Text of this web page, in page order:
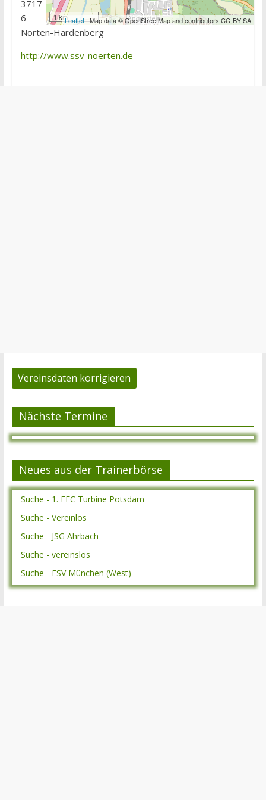
1 kmLeaflet| Map data © OpenStreetMap and contributors CC-BY-SA
3717
6
Nörten-Hardenberg
http://www.ssv-noerten.de
Vereinsdaten korrigieren
Nächste Termine
Neues aus der Trainerbörse
Suche - 1. FFC Turbine Potsdam
Suche - Vereinlos
Suche - JSG Ahrbach
Suche - vereinslos
Suche - ESV München (West)